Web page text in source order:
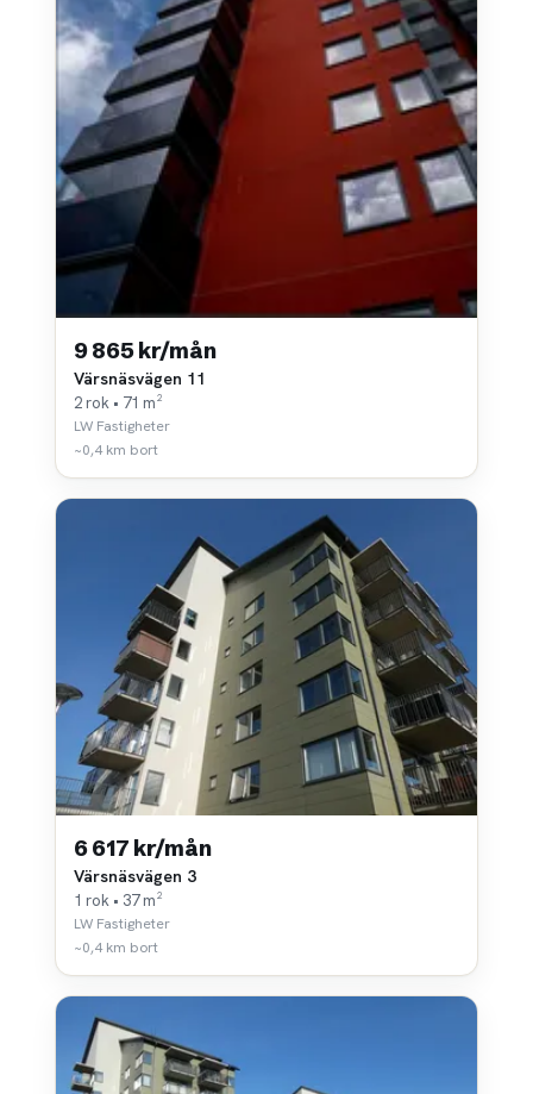
9 865 kr/mån
Värsnäsvägen 11
2 rok • 71 m²
LW Fastigheter
~0,4 km bort
6 617 kr/mån
Värsnäsvägen 3
1 rok • 37 m²
LW Fastigheter
~0,4 km bort